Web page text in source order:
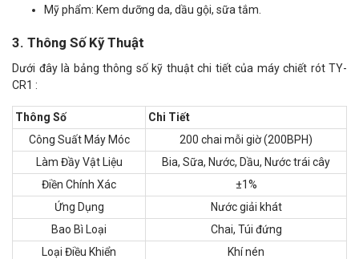
Mỹ phẩm: Kem dưỡng da, dầu gội, sữa tắm.
3. Thông Số Kỹ Thuật
Dưới đây là bảng thông số kỹ thuật chi tiết của máy chiết rót TY-
CR1 :
Thông Số
Chi Tiết
Công Suất Máy Móc
200 chai mỗi giờ (200BPH)
Làm Đầy Vật Liệu
Bia, Sữa, Nước, Dầu, Nước trái cây
Điền Chính Xác
±1%
Ứng Dụng
Nước giải khát
Bao Bì Loại
Chai, Túi đứng
Loại Điều Khiển
Khí nén